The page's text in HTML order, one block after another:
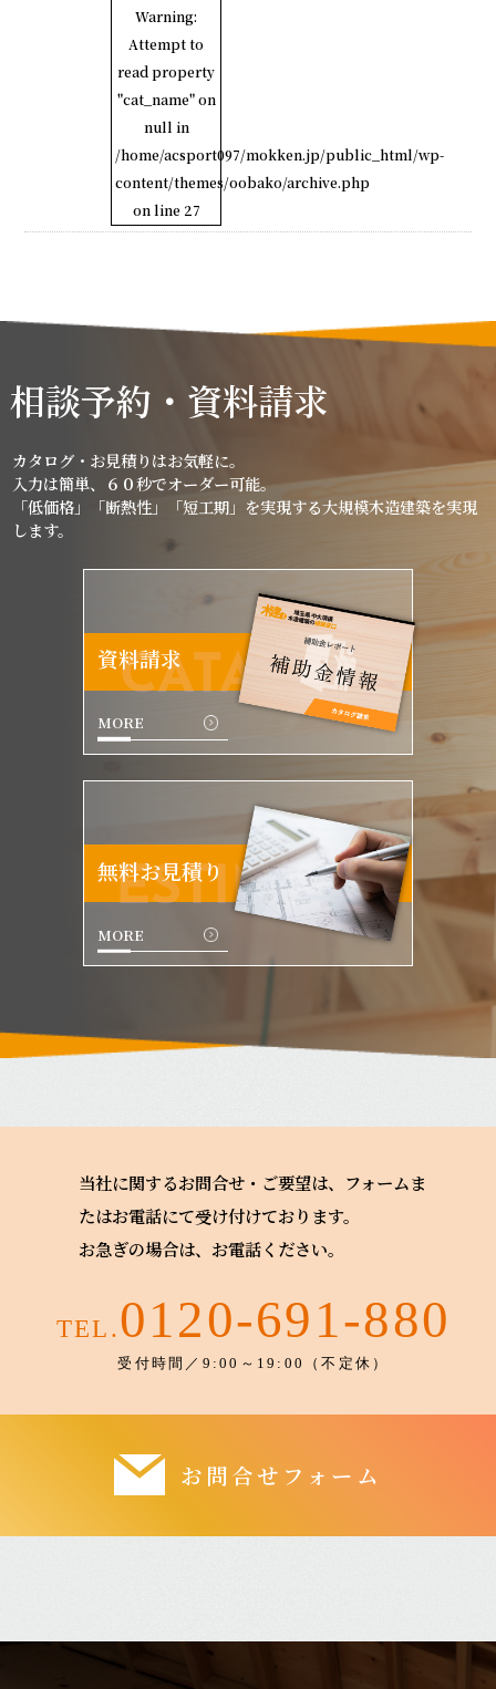
Warning:
Attempt to
read property
"cat_name" on
null in
/home/acsport097/mokken.jp/public_html/wp-
content/themes/oobako/archive.php
on line 27
相談予約・資料請求
カタログ・お見積りはお気軽に。
入力は簡単、６０秒でオーダー可能。
「低価格」「断熱性」「短工期」を実現する大規模木造建築を実現
します。
CATALOG
資料請求
MORE
ESTIMATE
無料お見積り
MORE
当社に関するお問合せ・ご要望は、フォームま
たはお電話にて受け付けております。
お急ぎの場合は、お電話ください。
TEL.0120-691-880
受付時間／9:00～19:00（不定休）
お問合せフォーム